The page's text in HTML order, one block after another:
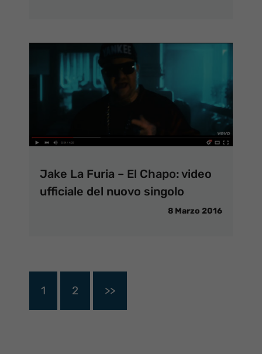
Jake La Furia – El Chapo: video
ufficiale del nuovo singolo
8 Marzo 2016
1 2 >>